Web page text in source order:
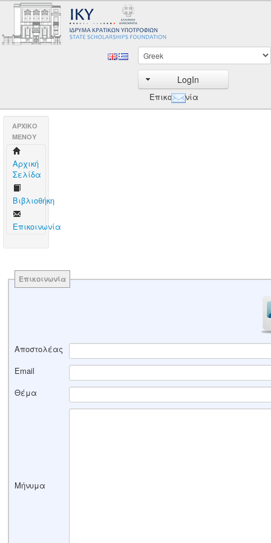
LogIn
Επικοινωνία
AΡΧΙΚΟ
ΜΕΝΟΥ
Aρχική
Σελίδα
Βιβλιοθήκη
Επικοινωνία
Επικοινωνία
Αποστολέας
Email
Θέμα
Μήνυμα